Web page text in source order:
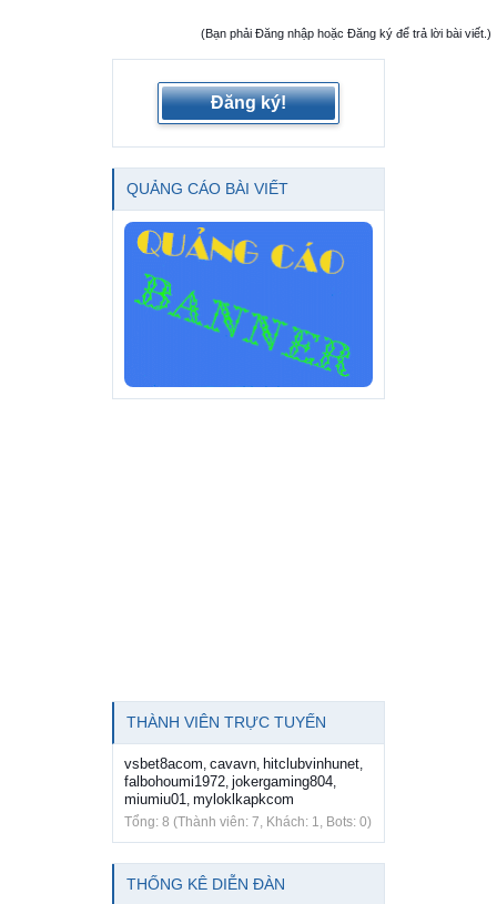
(Bạn phải Đăng nhập hoặc Đăng ký để trả lời bài viết.)
Đăng ký!
QUẢNG CÁO BÀI VIẾT
THÀNH VIÊN TRỰC TUYẾN
vsbet8acom, cavavn, hitclubvinhunet,
falbohoumi1972, jokergaming804,
miumiu01, myloklkapkcom
Tổng: 8 (Thành viên: 7, Khách: 1, Bots: 0)
THỐNG KÊ DIỄN ĐÀN